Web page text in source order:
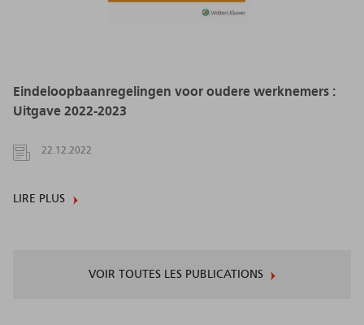
Eindeloopbaanregelingen voor oudere werknemers :
Uitgave 2022-2023
22.12.2022
LIRE PLUS
VOIR TOUTES LES PUBLICATIONS